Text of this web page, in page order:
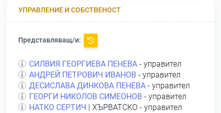
УПРАВЛЕНИЕ И СОБСТВЕНОСТ
Представляващ/и:
СИЛВИЯ ГЕОРГИЕВА ПЕНЕВА - управител
АНДРЕЙ ПЕТРОВИЧ ИВАНОВ - управител
ДЕСИСЛАВА ДИНКОВА ПЕНЕВА - управител
ГЕОРГИ НИКОЛОВ СИМЕОНОВ - управител
НАТКО СЕРТИЧ
| ХЪРВАТСКО - управител